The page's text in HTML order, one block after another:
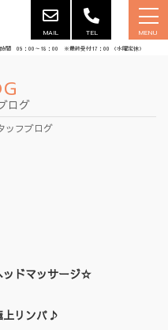
MAIL TEL MENU
間 09：00～18：00 ※最終受付17：00 （水曜定休）
ログ
ッフブログ
ッドマッサージ☆
上リンパ♪